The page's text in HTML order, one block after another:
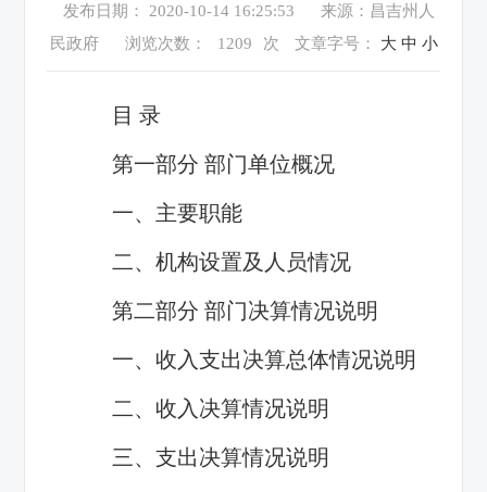
发布日期： 2020-10-14 16:25:53
来源：昌吉州人
民政府
浏览次数： 1209 次 文章字号： 大 中 小
目 录
第一部分 部门单位概况
一、主要职能
二、机构设置及人员情况
第二部分 部门决算情况说明
一、收入支出决算总体情况说明
二、收入决算情况说明
三、支出决算情况说明